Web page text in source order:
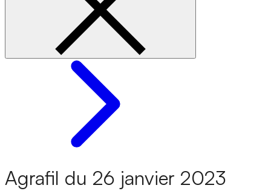
Agrafil du 26 janvier 2023